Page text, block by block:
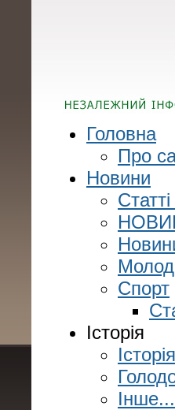
Головна
Про
Новини
Спорт
Історія
Інше...